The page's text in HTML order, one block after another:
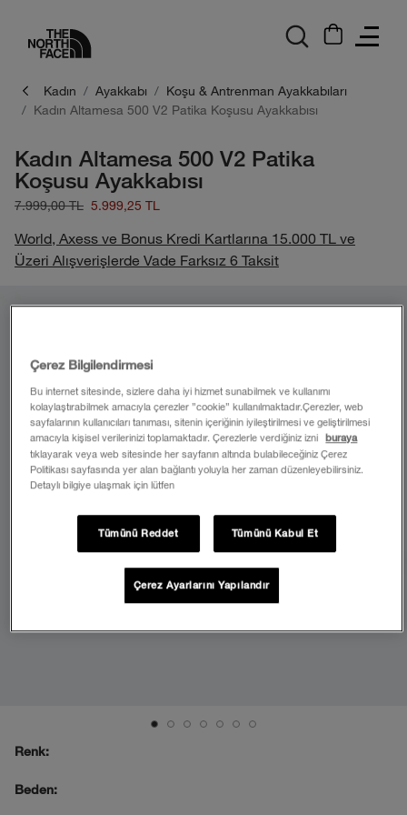
Kadın Ayakkabı
Koşu & Antrenman Ayakkabıları
Kadın Altamesa 500 V2 Patika Koşusu Ayakkabısı
Kadın Altamesa 500 V2 Patika
Koşusu Ayakkabısı
5.999,25 TL
7.999,00 TL
World, Axess ve Bonus Kredi Kartlarına 15.000 TL ve
Üzeri Alışverişlerde Vade Farksız 6 Taksit
Renk:
Beden:
Çerez Bilgilendirmesi
Bu internet sitesinde, sizlere daha iyi hizmet sunabilmek ve kullanımı
kolaylaştırabilmek amacıyla çerezler ”cookie” kullanılmaktadır.Çerezler, web
sayfalarının kullanıcıları tanıması, sitenin içeriğinin iyileştirilmesi ve geliştirilmesi
amacıyla kişisel verilerinizi toplamaktadır. Çerezlerle verdiğiniz izni
buraya
tıklayarak veya web sitesinde her sayfanın altında bulabileceğiniz Çerez
Politikası sayfasında yer alan bağlantı yoluyla her zaman düzenleyebilirsiniz.
Detaylı bilgiye ulaşmak için lütfen
Tümünü Reddet Tümünü Kabul Et
Çerez Ayarlarını Yapılandır